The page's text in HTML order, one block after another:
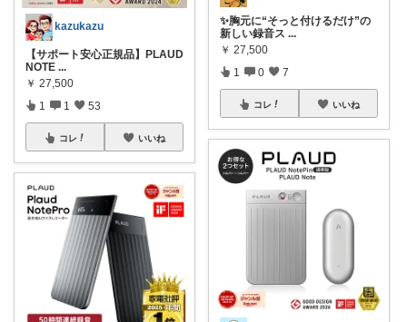
kazukazu
【サポート安心正規品】PLAUD
NOTE ...
￥ 27,500
1 1 53
コレ いいね
✨胸元に“そっと付けるだけ”の
新しい録音ス ...
￥ 27,500
1 0 7
コレ いいね